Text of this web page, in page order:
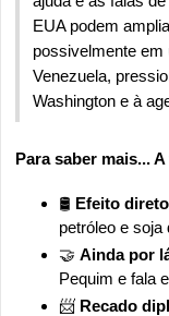
EUA podem
possivelmente em
Venezuela,
Washington e à
Para saber mais...
🛢️ Efeito
petróleo e soja
🤝 Ainda por
Pequim e fala
📨 Recado